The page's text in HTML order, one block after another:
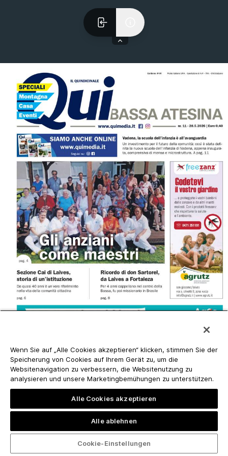
Wenn Sie auf „Alle Cookies akzeptieren“ klicken, stimmen Sie der
Speicherung von Cookies auf Ihrem Gerät zu, um die
Websitenavigation zu verbessern, die Websitenutzung zu
analysieren und unsere Marketingbemühungen zu unterstützen.
Alle Cookies akzeptieren
Alle ablehnen
Cookie-Einstellungen